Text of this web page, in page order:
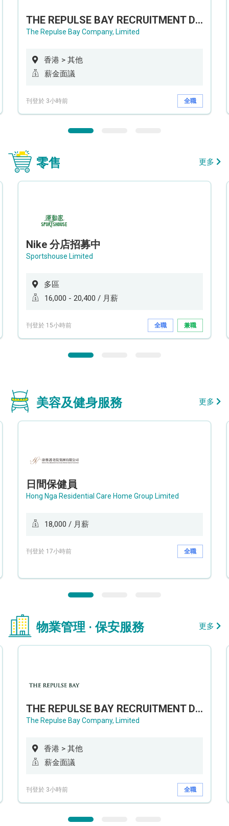
THE REPULSE BAY RECRUITMENT DAY 淺水灣影灣園人才招聘會
The Repulse Bay Company, Limited
香港 > 其他
薪金面議
刊登於 3小時前 全職
零售 更多
Nike 分店招募中
Sportshouse Limited
多區
16,000 - 20,400 / 月薪
刊登於 15小時前 全職 兼職
美容及健身服務 更多
日間保健員
Hong Nga Residential Care Home Group Limited
18,000 / 月薪
刊登於 17小時前 全職
物業管理 · 保安服務 更多
THE REPULSE BAY RECRUITMENT DAY 淺水灣影灣園人才招聘會
The Repulse Bay Company, Limited
香港 > 其他
薪金面議
刊登於 3小時前 全職